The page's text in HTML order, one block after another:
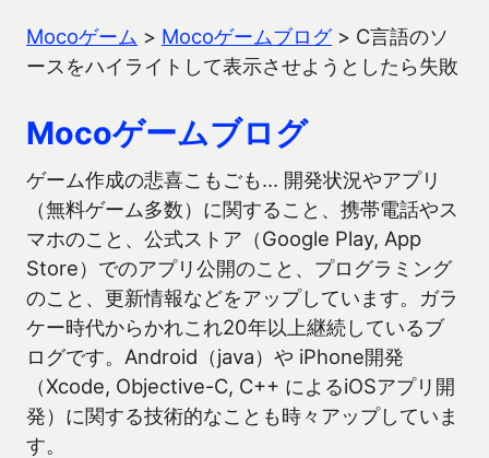
Mocoゲーム > Mocoゲームブログ> C言語のソ
ースをハイライトして表示させようとしたら失敗
Mocoゲームブログ
ゲーム作成の悲喜こもごも… 開発状況やアプリ
（無料ゲーム多数）に関すること、携帯電話やス
マホのこと、公式ストア（Google Play, App
Store）でのアプリ公開のこと、プログラミング
のこと、更新情報などをアップしています。ガラ
ケー時代からかれこれ20年以上継続しているブ
ログです。Android（java）や iPhone開発
（Xcode, Objective-C, C++ によるiOSアプリ開
発）に関する技術的なことも時々アップしていま
す。